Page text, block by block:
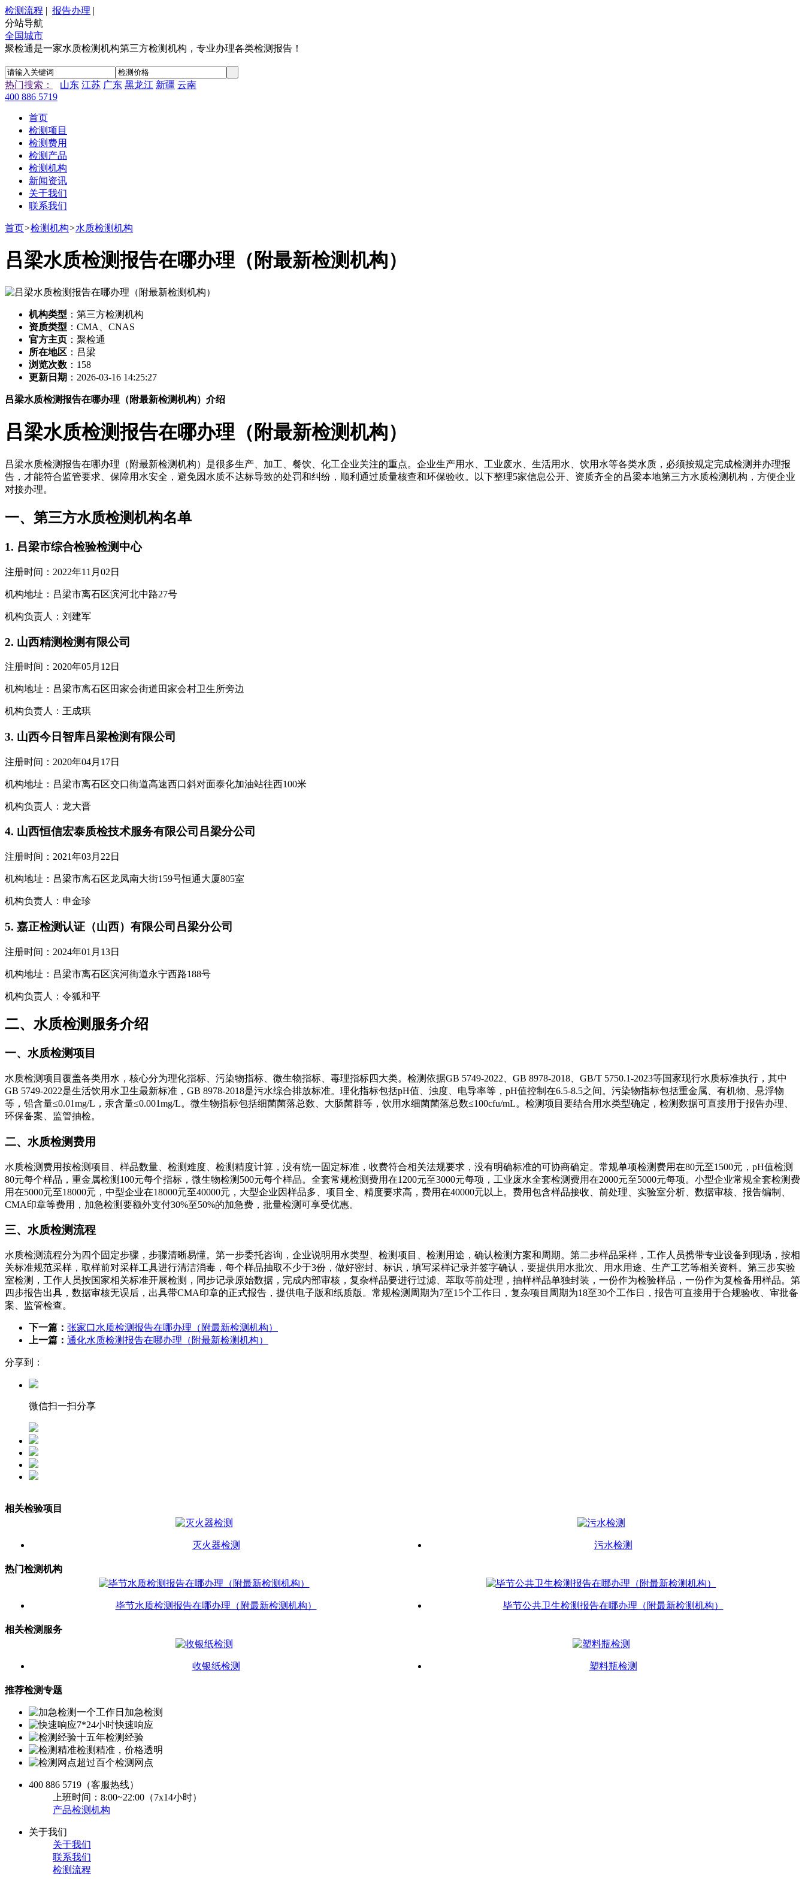
检测流程 | 报告办理 |
分站导航
全国城市
聚检通是一家水质检测机构第三方检测机构，专业办理各类检测报告！
热门搜索： 山东 江苏 广东 黑龙江 新疆 云南
400 886 5719
首页
检测项目
检测费用
检测产品
检测机构
新闻资讯
关于我们
联系我们
首页>检测机构>水质检测机构
吕梁水质检测报告在哪办理（附最新检测机构）
机构类型 ：第三方检测机构
资质类型 ：CMA、CNAS
官方主页 ：聚检通
所在地区 ：吕梁
浏览次数 ： 158
更新日期 ：2026-03-16 14:25:27
吕梁水质检测报告在哪办理（附最新检测机构）介绍
吕梁水质检测报告在哪办理（附最新检测机构）
吕梁水质检测报告在哪办理（附最新检测机构）是很多生产、加工、餐饮、化工企业关注的重点。企业生产用水、工业废水、生活用水、饮用水等各类水质，必须按规定完成检测并办理报
告，才能符合监管要求、保障用水安全，避免因水质不达标导致的处罚和纠纷，顺利通过质量核查和环保验收。以下整理5家信息公开、资质齐全的吕梁本地第三方水质检测机构，方便企业
对接办理。
一、第三方水质检测机构名单
1. 吕梁市综合检验检测中心
注册时间：2022年11月02日
机构地址：吕梁市离石区滨河北中路27号
机构负责人：刘建军
2. 山西精测检测有限公司
注册时间：2020年05月12日
机构地址：吕梁市离石区田家会街道田家会村卫生所旁边
机构负责人：王成琪
3. 山西今日智库吕梁检测有限公司
注册时间：2020年04月17日
机构地址：吕梁市离石区交口街道高速西口斜对面泰化加油站往西100米
机构负责人：龙大晋
4. 山西恒信宏泰质检技术服务有限公司吕梁分公司
注册时间：2021年03月22日
机构地址：吕梁市离石区龙凤南大街159号恒通大厦805室
机构负责人：申金珍
5. 嘉正检测认证（山西）有限公司吕梁分公司
注册时间：2024年01月13日
机构地址：吕梁市离石区滨河街道永宁西路188号
机构负责人：令狐和平
二、水质检测服务介绍
一、水质检测项目
水质检测项目覆盖各类用水，核心分为理化指标、污染物指标、微生物指标、毒理指标四大类。检测依据GB 5749-2022、GB 8978-2018、GB/T 5750.1-2023等国家现行水质标准执行，其中
GB 5749-2022是生活饮用水卫生最新标准，GB 8978-2018是污水综合排放标准。理化指标包括pH值、浊度、电导率等，pH值控制在6.5-8.5之间。污染物指标包括重金属、有机物、悬浮物
等，铅含量≤0.01mg/L，汞含量≤0.001mg/L。微生物指标包括细菌菌落总数、大肠菌群等，饮用水细菌菌落总数≤100cfu/mL。检测项目要结合用水类型确定，检测数据可直接用于报告办理、
环保备案、监管抽检。
二、水质检测费用
水质检测费用按检测项目、样品数量、检测难度、检测精度计算，没有统一固定标准，收费符合相关法规要求，没有明确标准的可协商确定。常规单项检测费用在80元至1500元，pH值检测
80元每个样品，重金属检测100元每个指标，微生物检测500元每个样品。全套常规检测费用在1200元至3000元每项，工业废水全套检测费用在2000元至5000元每项。小型企业常规全套检测费
用在5000元至18000元，中型企业在18000元至40000元，大型企业因样品多、项目全、精度要求高，费用在40000元以上。费用包含样品接收、前处理、实验室分析、数据审核、报告编制、
CMA印章等费用，加急检测要额外支付30%至50%的加急费，批量检测可享受优惠。
三、水质检测流程
水质检测流程分为四个固定步骤，步骤清晰易懂。第一步委托咨询，企业说明用水类型、检测项目、检测用途，确认检测方案和周期。第二步样品采样，工作人员携带专业设备到现场，按相
关标准规范采样，取样前对采样工具进行清洁消毒，每个样品抽取不少于3份，做好密封、标识，填写采样记录并签字确认，要提供用水批次、用水用途、生产工艺等相关资料。第三步实验
室检测，工作人员按国家相关标准开展检测，同步记录原始数据，完成内部审核，复杂样品要进行过滤、萃取等前处理，抽样样品单独封装，一份作为检验样品，一份作为复检备用样品。第
四步报告出具，数据审核无误后，出具带CMA印章的正式报告，提供电子版和纸质版。常规检测周期为7至15个工作日，复杂项目周期为18至30个工作日，报告可直接用于合规验收、审批备
案、监管检查。
下一篇： 张家口水质检测报告在哪办理（附最新检测机构）
上一篇： 通化水质检测报告在哪办理（附最新检测机构）
分享到：
微信扫一扫分享
相关检验项目
灭火器检测 污水检测
热门检测机构
毕节水质检测报告在哪办理（附最新检测机构） 毕节公共卫生检测报告在哪办理（附最新检测机构）
相关检测服务
收银纸检测 塑料瓶检测
推荐检测专题
一个工作日加急检测
7*24小时快速响应
十五年检测经验
检测精准，价格透明
超过百个检测网点
400 886 5719 （客服热线）
上班时间：8:00~22:00（7x14小时）
产品检测机构
关于我们
关于我们
联系我们
检测流程